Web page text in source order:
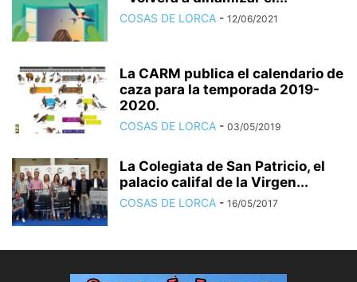
COSAS DE LORCA - 12/06/2021
La CARM publica el calendario de
caza para la temporada 2019-
2020.
COSAS DE LORCA - 03/05/2019
La Colegiata de San Patricio, el
palacio califal de la Virgen...
COSAS DE LORCA - 16/05/2017